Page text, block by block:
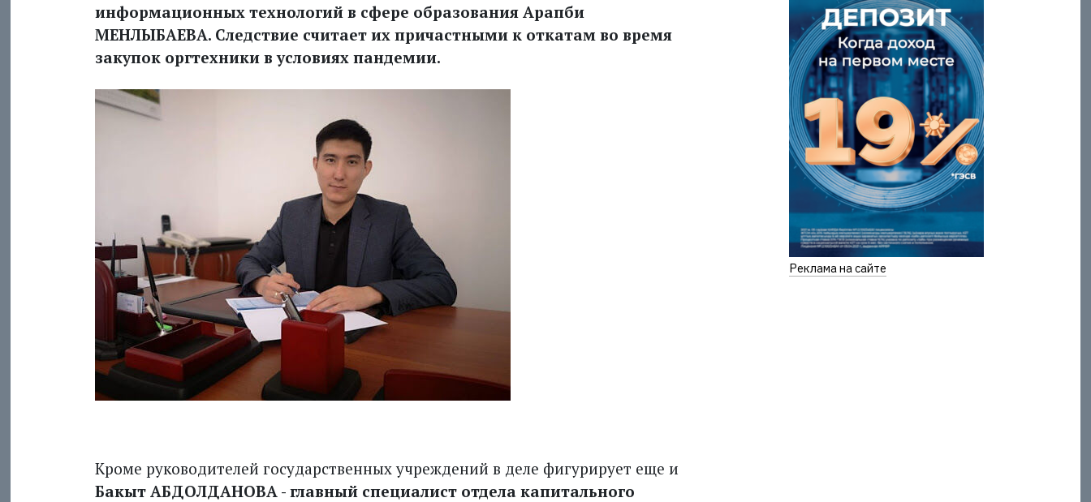
информационных технологий в сфере образования Арапби
МЕНЛЫБАЕВА. Следствие считает их причастными к откатам во время
закупок оргтехники в условиях пандемии.
Кроме руководителей государственных учреждений в деле фигурирует еще и
Бакыт АБДОЛДАНОВА - главный специалист отдела капитального
Реклама на сайте